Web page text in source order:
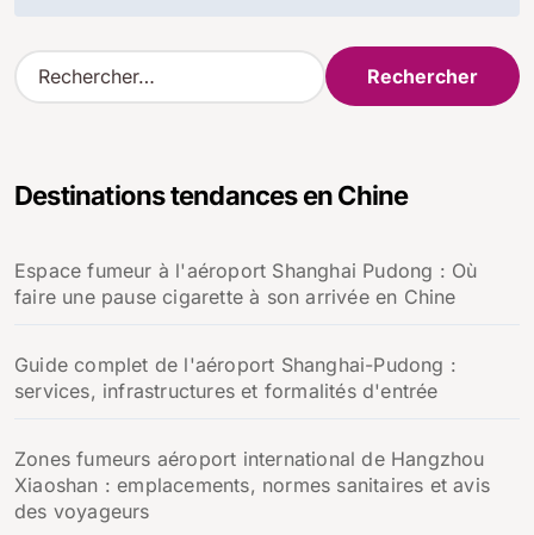
R
e
r
e
r
Destinations tendances en Chine
Espace fumeur à l'aéroport Shanghai Pudong : Où
faire une pause cigarette à son arrivée en Chine
Guide complet de l'aéroport Shanghai-Pudong :
services, infrastructures et formalités d'entrée
Zones fumeurs aéroport international de Hangzhou
Xiaoshan : emplacements, normes sanitaires et avis
des voyageurs